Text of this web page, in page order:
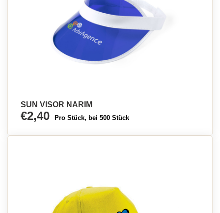
SUN VISOR NARIM
€2,40 Pro Stück, bei 500 Stück